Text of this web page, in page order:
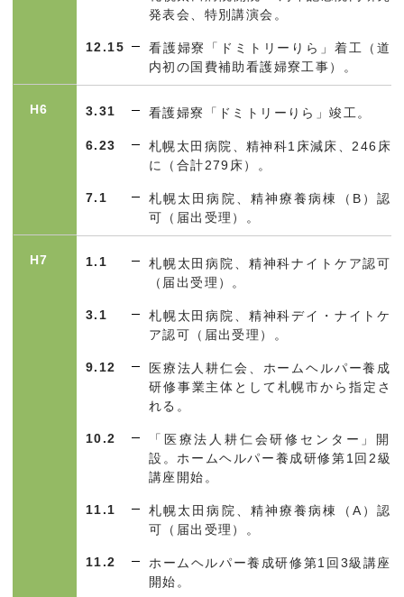
発表会、特別講演会。
12.15
看護婦寮「ドミトリーりら」着工（道
内初の国費補助看護婦寮工事）。
H6 3.31 看護婦寮「ドミトリーりら」竣工。
6.23 札幌太田病院、精神科1床減床、 246 床
に（合計279 床）。
7.1
札幌太田病院、精神療養病棟（B）認
可（届出受理）。
H7 1.1
札幌太田病院、精神科ナイトケア認可
（届出受理）。
3.1
札幌太田病院、精神科デイ・ナイトケ
ア認可（届出受理）。
9.12
医療法人耕仁会、ホームヘルパー養成
研修事業主体として札幌市から指定さ
れる。
10.2
「医療法人耕仁会研修センター」開
設。ホームヘルパー養成研修第1回2級
講座開始。
11.1
札幌太田病院、精神療養病棟（A）認
可（届出受理）。
11.2
ホームヘルパー養成研修第1回3級講座
開始。